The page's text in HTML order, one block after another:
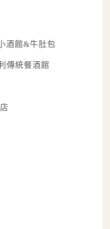
酒館&牛肚包
傳統餐酒館